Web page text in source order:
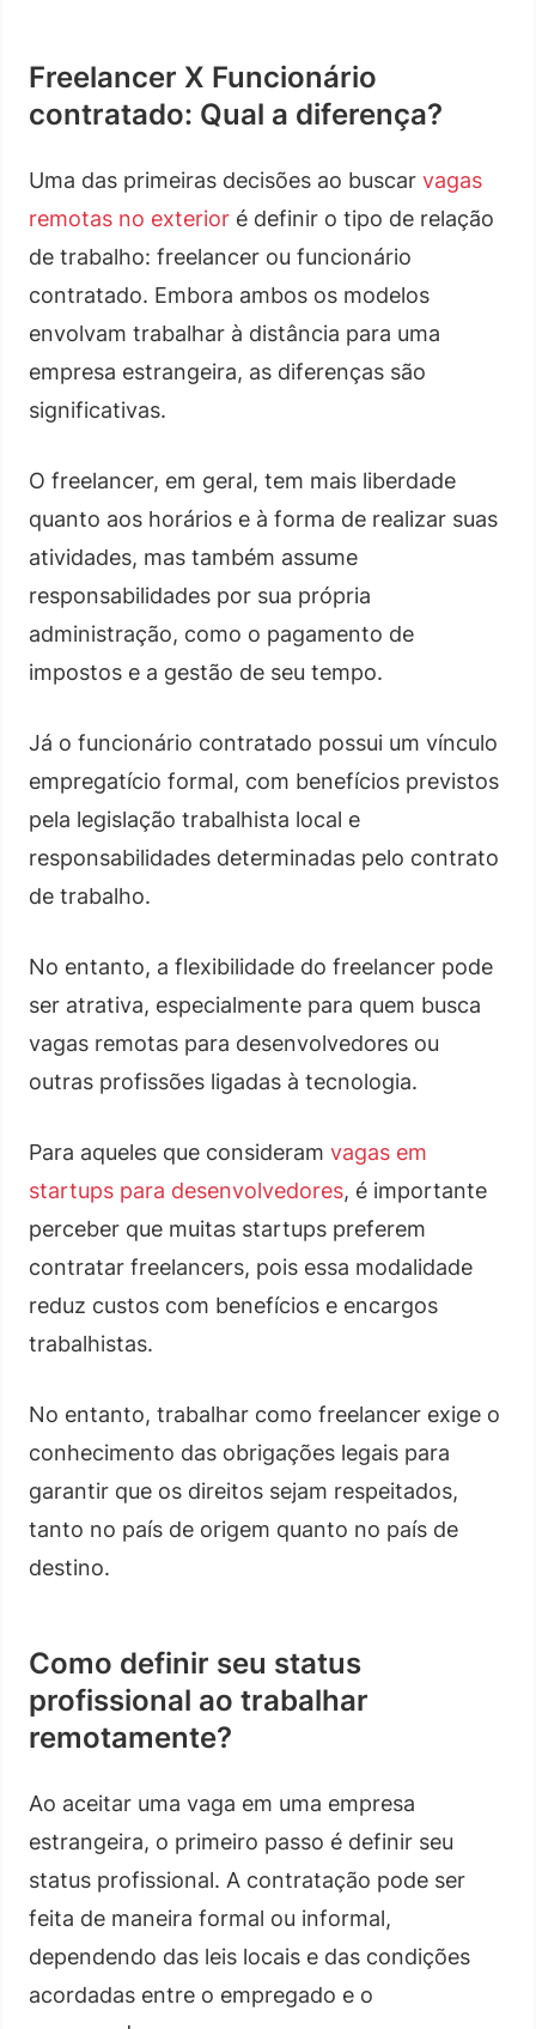
Freelancer X Funcionário
contratado: Qual a diferença?
Uma das primeiras decisões ao buscar vagas
remotas no exterior é definir o tipo de relação
de trabalho: freelancer ou funcionário
contratado. Embora ambos os modelos
envolvam trabalhar à distância para uma
empresa estrangeira, as diferenças são
significativas.
O freelancer, em geral, tem mais liberdade
quanto aos horários e à forma de realizar suas
atividades, mas também assume
responsabilidades por sua própria
administração, como o pagamento de
impostos e a gestão de seu tempo.
Já o funcionário contratado possui um vínculo
empregatício formal, com benefícios previstos
pela legislação trabalhista local e
responsabilidades determinadas pelo contrato
de trabalho.
No entanto, a flexibilidade do freelancer pode
ser atrativa, especialmente para quem busca
vagas remotas para desenvolvedores ou
outras profissões ligadas à tecnologia.
Para aqueles que consideram vagas em
startups para desenvolvedores, é importante
perceber que muitas startups preferem
contratar freelancers, pois essa modalidade
reduz custos com benefícios e encargos
trabalhistas.
No entanto, trabalhar como freelancer exige o
conhecimento das obrigações legais para
garantir que os direitos sejam respeitados,
tanto no país de origem quanto no país de
destino.
Como definir seu status
profissional ao trabalhar
remotamente?
Ao aceitar uma vaga em uma empresa
estrangeira, o primeiro passo é definir seu
status profissional. A contratação pode ser
feita de maneira formal ou informal,
dependendo das leis locais e das condições
acordadas entre o empregado e o